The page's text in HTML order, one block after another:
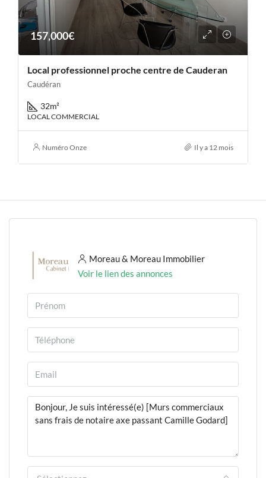
157,000€
Local professionnel proche centre de Cauderan
Caudéran
32m²
LOCAL COMMERCIAL
Numéro Onze Il y a 12 mois
Moreau & Moreau Immobilier
Voir le lien des annonces